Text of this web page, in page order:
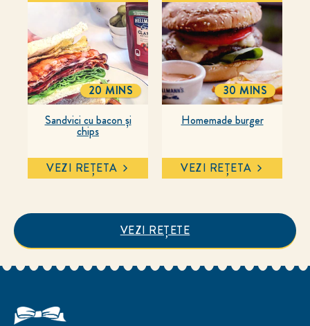
Sandvici cu bacon și
chips
TOTALTIME
20 MINS
VEZI REȚETA
Homemade burger
TOTALTIME
30 MINS
VEZI REȚETA
VEZI REȚETE